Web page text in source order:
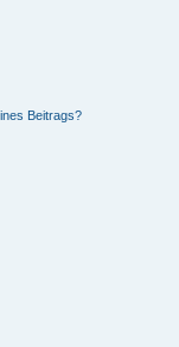
Beitrags?